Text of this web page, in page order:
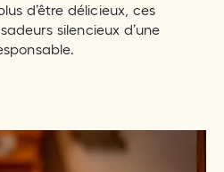
d’être délicieux, ces
silencieux d’une